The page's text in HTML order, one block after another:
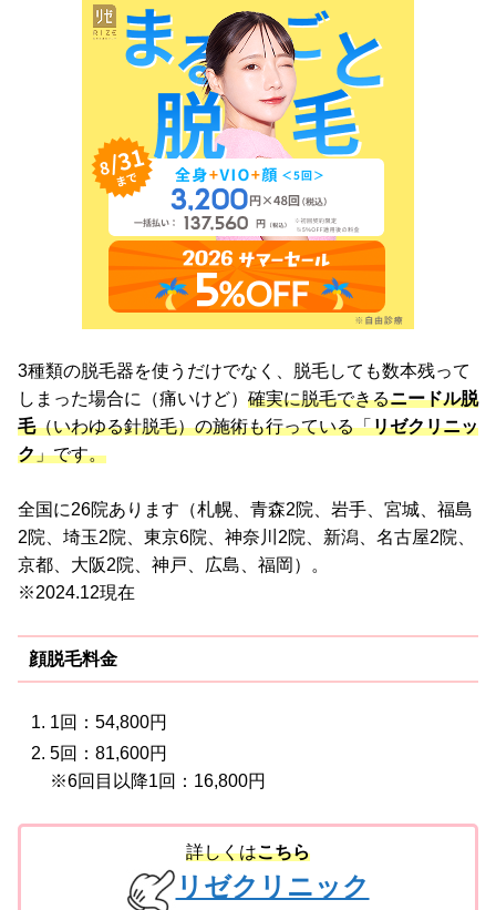
3種類の脱毛器を使うだけでなく、脱毛しても数本残って
しまった場合に（痛いけど） 確実に脱毛できるニードル脱
毛（いわゆる針脱毛）の施術も行っている「リゼクリニッ
ク」です。
全国に26院あります（札幌、青森2院、岩手、宮城、福島
2院、埼玉2院、東京6院、神奈川2院、新潟、名古屋2院、
京都、大阪2院、神戸、広島、福岡）。
※2024.12現在
顔脱毛料金
1回：54,800円
5回：81,600円
※6回目以降1回：16,800円
詳しくはこちら
リゼクリニック